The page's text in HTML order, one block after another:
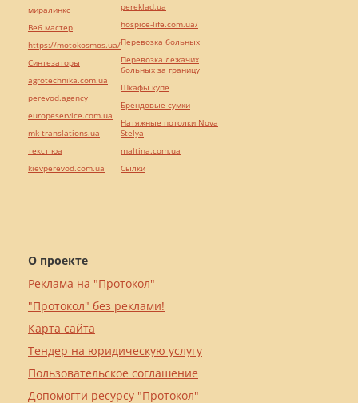
О проекте
Реклама на "Протокол"
"Протокол" без реклами!
Карта сайта
Тендер на юридическую услугу
Пользовательское соглашение
Допомогти ресурсу "Протокол"
миралинкс
Веб мастер
https://motokosmos.ua/
Синтезаторы
agrotechnika.com.ua
perevod.agency
europeservice.com.ua
mk-translations.ua
текст юа
kievperevod.com.ua
pereklad.ua
hospice-life.com.ua/
Перевозка больных
Перевозка лежачих
больных за границу
Шкафы купе
Брендовые сумки
Натяжные потолки Nova
Stelya
maltina.com.ua
Cылки